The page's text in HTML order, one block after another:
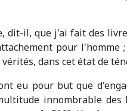
il, que j'ai fait des
pour l'homme
dans cet état de
eu pour but que
innombrable